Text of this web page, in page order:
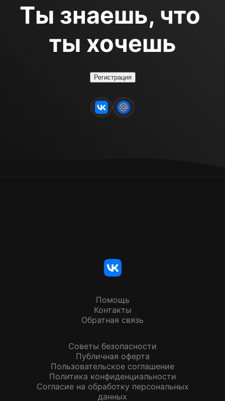
Ты знаешь, что
ты хочешь
Регистрация
Помощь
Контакты
Обратная связь
Советы безопасности
Публичная оферта
Пользовательское соглашение
Политика конфиденциальности
Согласие на обработку персональных
данных